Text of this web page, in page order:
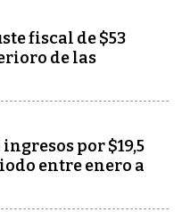
fiscal de $53
de las
por $19,5
entre enero a